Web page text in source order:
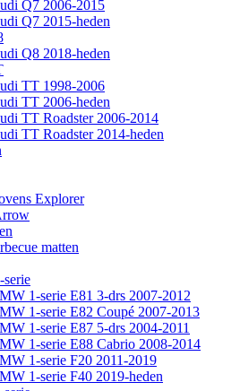
Q7 2006-2015
Q7 2015-heden
Q8 2018-heden
TT 1998-2006
TT 2006-heden
TT Roadster 2006-2014
TT Roadster 2014-heden
Explorer
matten
1-serie E81 3-drs 2007-2012
1-serie E82 Coupé 2007-2013
1-serie E87 5-drs 2004-2011
1-serie E88 Cabrio 2008-2014
1-serie F20 2011-2019
1-serie F40 2019-heden